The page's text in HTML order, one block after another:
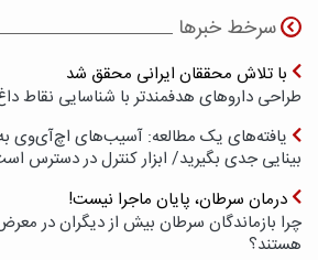
سرخط خبرها
با تلاش محققان ایرانی محقق شد
طراحی داروهای هدفمندتر با شناسایی نقاط
یافته‌های یک مطالعه: آسیب‌های اچ‌آی‌وی
بینایی جدی بگیرید/ ابزار کنترل در دسترس
درمان سرطان، پایان ماجرا نیست!
چرا بازماندگان سرطان بیش از دیگران در
هستند؟